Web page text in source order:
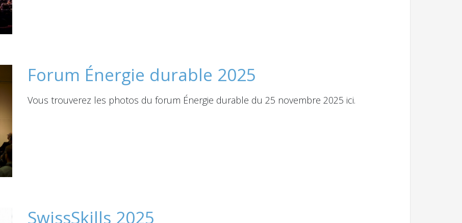
Forum Énergie durable 2025
Vous trouverez les photos du forum Énergie durable du 25 novembre 2025 ici.
SwissSkills 2025